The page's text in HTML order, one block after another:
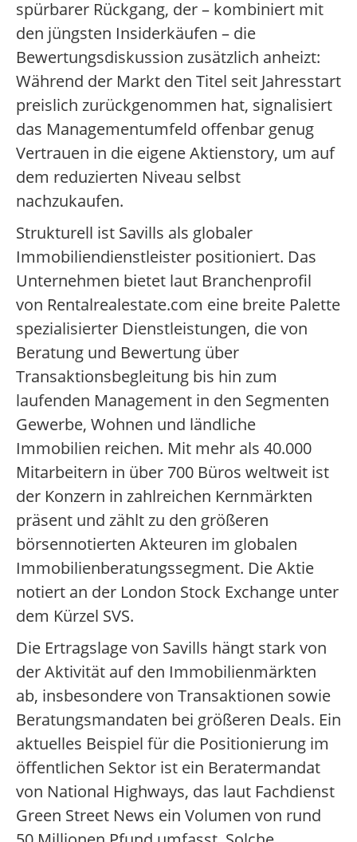
spürbarer Rückgang, der – kombiniert mit
den jüngsten Insiderkäufen – die
Bewertungsdiskussion zusätzlich anheizt:
Während der Markt den Titel seit Jahresstart
preislich zurückgenommen hat, signalisiert
das Managementumfeld offenbar genug
Vertrauen in die eigene Aktienstory, um auf
dem reduzierten Niveau selbst
nachzukaufen.
Strukturell ist Savills als globaler
Immobiliendienstleister positioniert. Das
Unternehmen bietet laut Branchenprofil
von Rentalrealestate.com eine breite Palette
spezialisierter Dienstleistungen, die von
Beratung und Bewertung über
Transaktionsbegleitung bis hin zum
laufenden Management in den Segmenten
Gewerbe, Wohnen und ländliche
Immobilien reichen. Mit mehr als 40.000
Mitarbeitern in über 700 Büros weltweit ist
der Konzern in zahlreichen Kernmärkten
präsent und zählt zu den größeren
börsennotierten Akteuren im globalen
Immobilienberatungssegment. Die Aktie
notiert an der London Stock Exchange unter
dem Kürzel SVS.
Die Ertragslage von Savills hängt stark von
der Aktivität auf den Immobilienmärkten
ab, insbesondere von Transaktionen sowie
Beratungsmandaten bei größeren Deals. Ein
aktuelles Beispiel für die Positionierung im
öffentlichen Sektor ist ein Beratermandat
von National Highways, das laut Fachdienst
Green Street News ein Volumen von rund